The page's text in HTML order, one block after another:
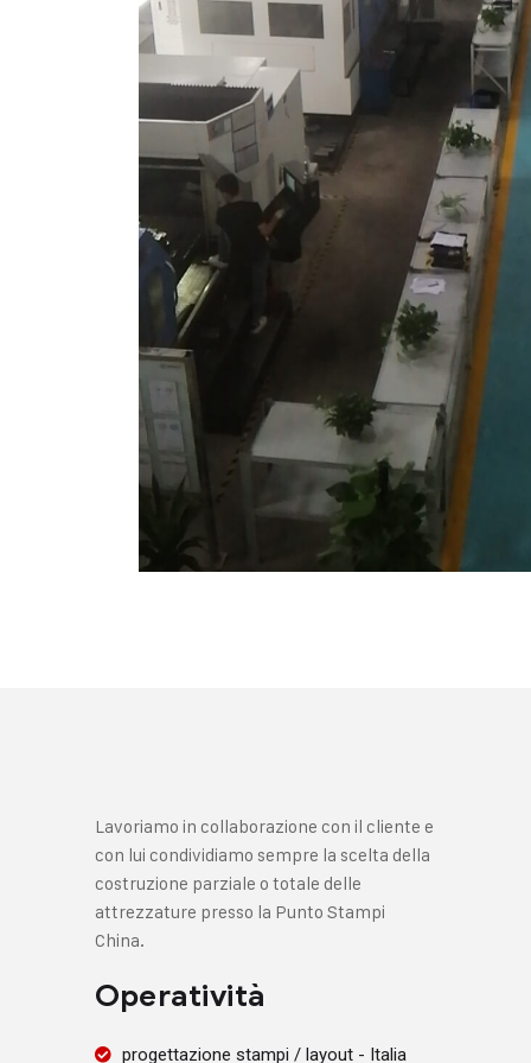
Lavoriamo in collaborazione con il cliente e
con lui condividiamo sempre la scelta della
costruzione parziale o totale delle
attrezzature presso la Punto Stampi
China.
Operatività
progettazione stampi / layout - Italia